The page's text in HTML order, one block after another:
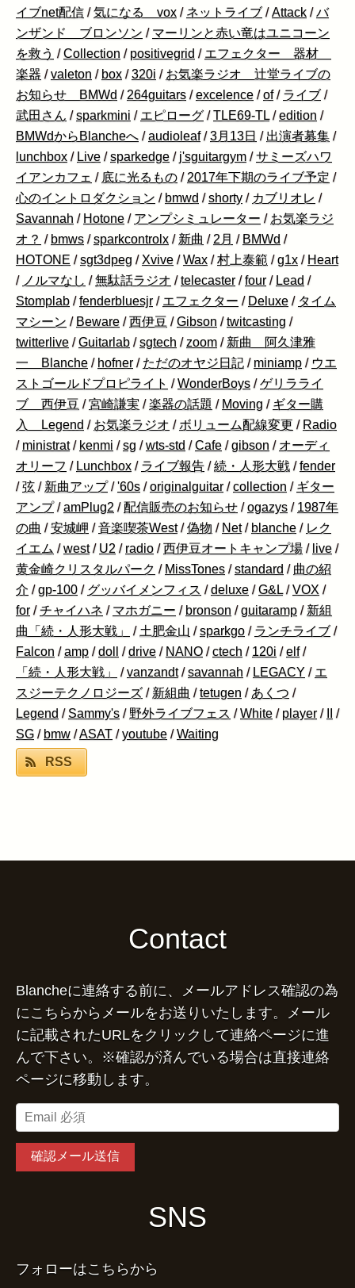
イブnet配信 /気になる vox / ネットライブ /Attack /バ
ンザンド ブロンソン / マーリンと赤い竜はユニコーン
を救う /Collection / positivegrid / エフェクター 器材
楽器 /valeton / box /320i / お気楽ラジオ 辻堂ライブの
お知らせ BMWd / 264guitars /excelence /of / ライブ /
武田さん /sparkmini / エピローグ /TLE69-TL /edition /
BMWdからBlancheへ /audioleaf /3月13日 / 出演者募集 /
lunchbox / Live /sparkedge / j'sguitargym /サミーズハワ
イアンカフェ / 底に光るもの / 2017年下期のライブ予定 /
心のイントロダクション / bmwd /shorty / カブリオレ /
Savannah / Hotone / アンプシミュレーター / お気楽ラジ
オ？ / bmws /sparkcontrolx / 新曲 / 2月 / BMWd /
HOTONE /sgt3dpeg / Xvive /Wax /村上泰範 /g1x / Heart
/ ノルマなし /無駄話ラジオ /telecaster /four / Lead /
Stomplab /fenderbluesjr / エフェクター / Deluxe / タイム
マシーン / Beware /西伊豆 /Gibson /twitcasting /
twitterlive /Guitarlab /sgtech /zoom / 新曲 阿久津雅
一 Blanche / hofner / ただのオヤジ日記 / miniamp / ウエ
ストゴールドプロピライト /WonderBoys /ゲリラライ
ブ 西伊豆 /宮崎謙実 /楽器の話題 / Moving / ギター購
入 Legend / お気楽ラジオ / ボリューム配線変更 / Radio
/ ministrat / kenmi /sg /wts-std /Cafe /gibson / オーディ
オリーフ / Lunchbox / ライブ報告 /続・人形大戦 /fender
/弦 / 新曲アップ /'60s /originalguitar /collection / ギター
アンプ /amPlug2 /配信販売のお知らせ /ogazys / 1987年
の曲 /安城岬 /音楽喫茶West /偽物 / Net / blanche / レク
イエム /west / U2 / radio /西伊豆オートキャンプ場 / live /
黄金崎クリスタルパーク / MissTones /standard / 曲の紹
介 /gp-100 / グッバイメンフィス /deluxe /G&L /VOX /
for /チャイハネ / マホガニー / bronson /guitaramp / 新組
曲「続・人形大戦」
/ 土肥金山 /sparkgo / ランチライブ /
Falcon /amp /doll /drive / NANO /ctech / 120i /elf /
「続・人形大戦」
/vanzandt /savannah / LEGACY / エ
スジーテクノロジーズ / 新組曲 /tetugen / あくつ /
Legend /Sammy's / 野外ライブフェス /White / player /
/
SG / bmw /ASAT /youtube /Waiting
RSS
Contact
Blancheに連絡する前に、メールアドレス確認の為
にこちらからメールをお送りいたします。メール
に記載されたURLをクリックして連絡ページに進
んで下さい。※確認が済んでいる場合は直接連絡
ページに移動します。
SNS
フォローはこちらから